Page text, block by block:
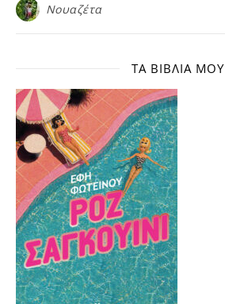
Νουαζέτα
ΤΑ ΒΙΒΛΊΑ ΜΟΥ